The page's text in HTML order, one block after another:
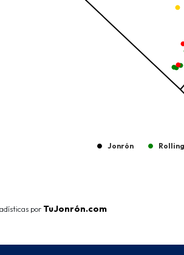
Jonrón Rolling
por TuJonrón.com